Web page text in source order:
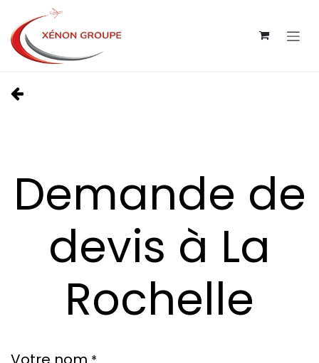
Se rendre au contenu
Demande de
devis à La
Rochelle